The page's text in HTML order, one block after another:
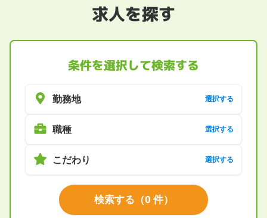
求人を探す
条件を選択して検索する
勤務地 選択する
職種 選択する
こだわり 選択する
検索する （0 件）